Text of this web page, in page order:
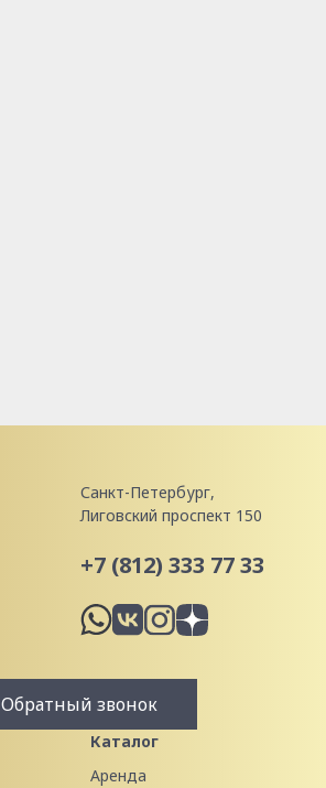
Санкт-Петербург,
Лиговский проспект 150
+7 (812) 333 77 33
Обратный звонок
Каталог
Аренда